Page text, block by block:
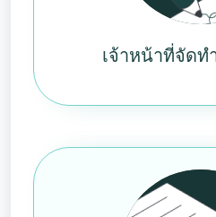
เจ้าหน้าที่จัด